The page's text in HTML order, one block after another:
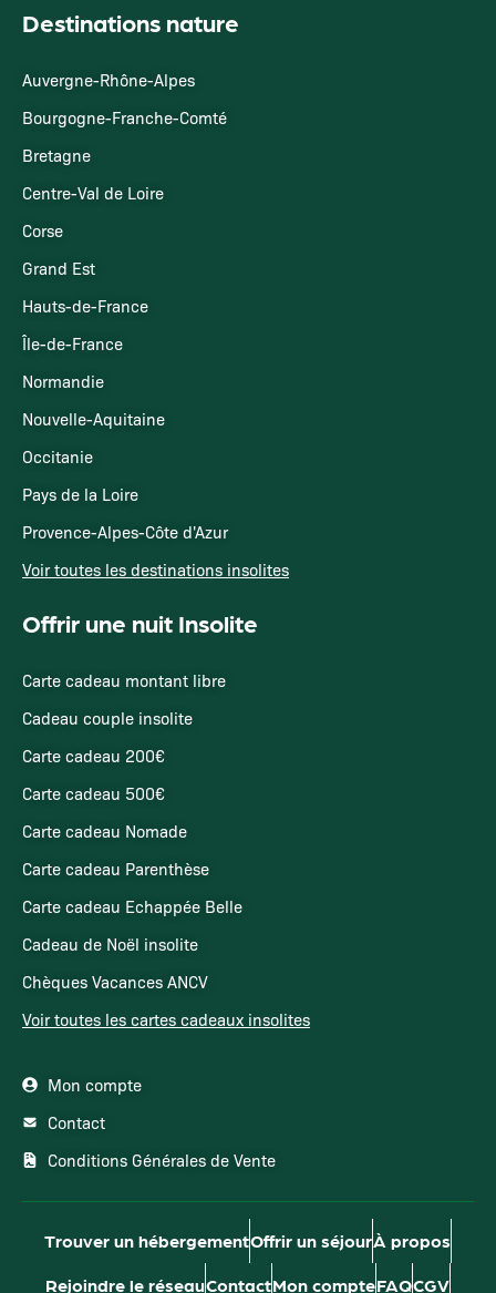
Destinations nature
Auvergne-Rhône-Alpes
Bourgogne-Franche-Comté
Bretagne
Centre-Val de Loire
Corse
Grand Est
Hauts-de-France
Île-de-France
Normandie
Nouvelle-Aquitaine
Occitanie
Pays de la Loire
Provence-Alpes-Côte d'Azur
Voir toutes les destinations insolites
Offrir une nuit Insolite
Carte cadeau montant libre
Cadeau couple insolite
Carte cadeau 200€
Carte cadeau 500€
Carte cadeau Nomade
Carte cadeau Parenthèse
Carte cadeau Echappée Belle
Cadeau de Noël insolite
Chèques Vacances ANCV
Voir toutes les cartes cadeaux insolites
Mon compte
Contact
Conditions Générales de Vente
Trouver un hébergementOffrir un séjourÀ propos
Rejoindre le réseauContactMon compteFAQCGV